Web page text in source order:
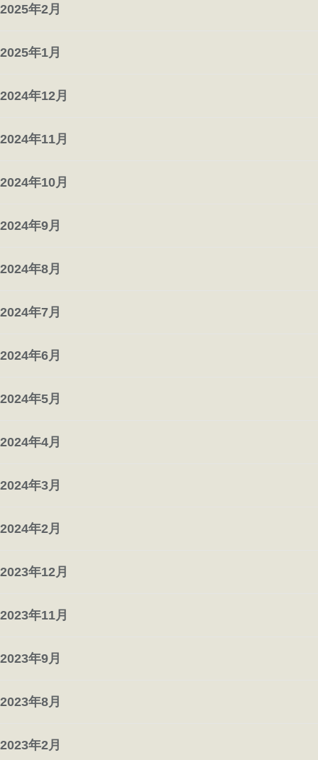
2025年2月
2025年1月
2024年12月
2024年11月
2024年10月
2024年9月
2024年8月
2024年7月
2024年6月
2024年5月
2024年4月
2024年3月
2024年2月
2023年12月
2023年11月
2023年9月
2023年8月
2023年2月